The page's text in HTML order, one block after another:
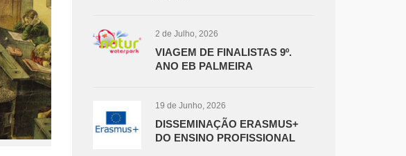
2 de Julho, 2026
VIAGEM DE FINALISTAS 9º.
ANO EB PALMEIRA
19 de Junho, 2026
DISSEMINAÇÃO ERASMUS+
DO ENSINO PROFISSIONAL